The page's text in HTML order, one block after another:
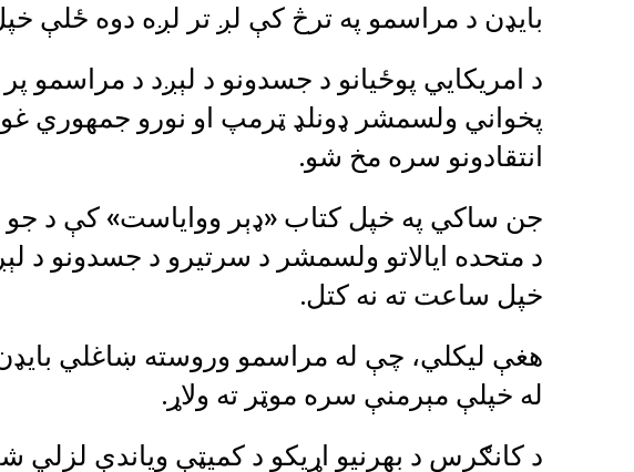
بایډن د مراسمو په ترڅ کې لږ تر لږه دوه ځلې
د امریکايي پوځیانو د جسدونو د لېږد د مراسمو
پخواني ولسمشر ډونلډ ټرمپ او نورو جمهوري
انتقادونو سره مخ شو.
جن ساکي په خپل کتاب «ډېر ووایاست» کې د جو
د متحده ایالاتو ولسمشر د سرتيرو د جسدونو د
خپل ساعت ته نه کتل.
هغې لیکلي، چې له مراسمو وروسته ښاغلي
له خپلې مېرمنې سره موټر ته ولاړ.
د کانګرس د بهرنیو اړیکو د کمیټې ویاندې لزلي